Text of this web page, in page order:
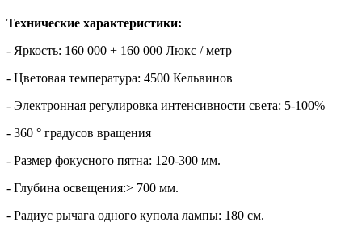
Технические характеристики:
- Яркость: 160 000 + 160 000 Люкс / метр
- Цветовая температура: 4500 Кельвинов
- Электронная регулировка интенсивности света: 5-100%
- 360 ° градусов вращения
- Размер фокусного пятна: 120-300 мм.
- Глубина освещения:> 700 мм.
- Радиус рычага одного купола лампы: 180 см.